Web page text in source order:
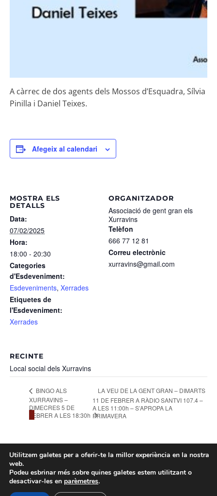
A càrrec de dos agents dels Mossos d’Esquadra, Sílvia
Pinilla i Daniel Teixes.
Afegeix al calendari
MOSTRA ELS
DETALLS
Data:
07/02/2025
Hora:
18:00 - 20:30
Categories
d'Esdeveniment:
Esdeveniments, Xerrades
Etiquetes de
l'Esdeveniment:
Xerrades
ORGANITZADOR
Associació de gent gran els
Xurravins
Telèfon
666 77 12 81
Correu electrònic
xurravins@gmail.com
RECINTE
Local social dels Xurravins
BINGO ALS
XURRAVINS –
DIMECRES 5 DE
FEBRER A LES 18:30h
LA VEU DE LA GENT GRAN – DIMARTS
11 DE FEBRER A RÀDIO SANTVI 107.4 –
A LES 11:00h – S’APROPA LA
PRIMAVERA
Twitter X
© Copyright 2021. Tots els drets
reservats | Xurravins
Utilitzem galetes per a oferir-te la millor experiència en la nostra
web.
Podeu esbrinar més sobre quines galetes estem utilitzant o
desactivar-les en parèmetres.